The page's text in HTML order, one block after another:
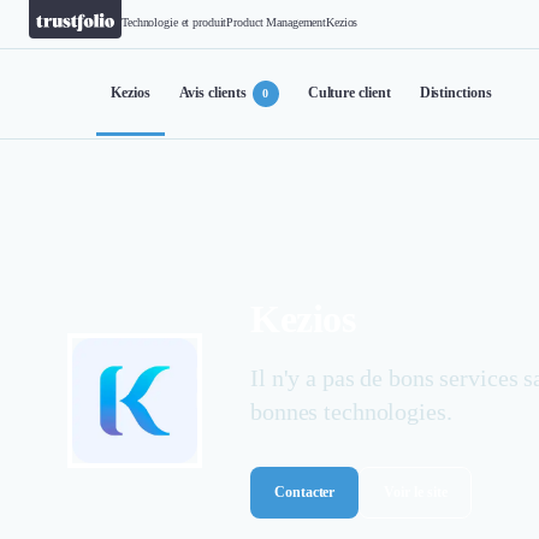
Technologie et produitProduct ManagementKezios
Kezios Avis clients 0 Culture client Distinctions
Il n'y a pas de bons services
bonnes technologies.
Contacter